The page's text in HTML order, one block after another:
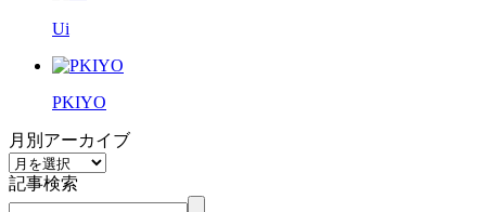
Ui
PKIYO
月別アーカイブ
記事検索